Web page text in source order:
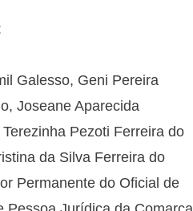
Galesso, Geni Pereira
Joseane Aparecida
Pezoti Ferreira do
da Silva Ferreira do
Permanente do Oficial de